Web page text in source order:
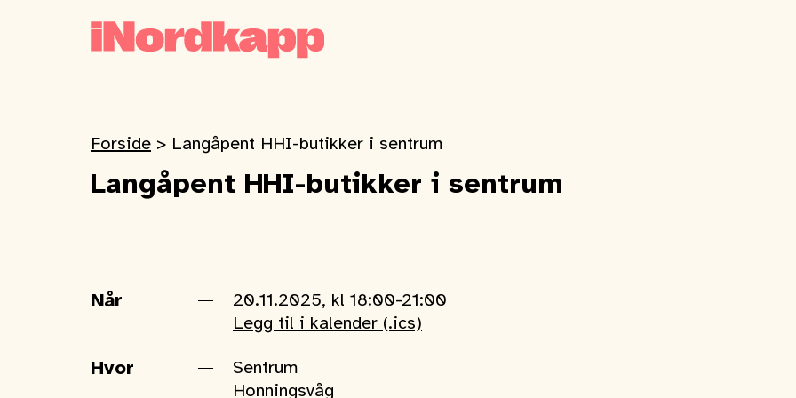
Forside > Langåpent HHI-butikker i sentrum
Langåpent HHI-butikker i sentrum
Når
20.11.2025, kl 18:00-21:00
Legg til i kalender (.ics)
Hvor
Sentrum
Honningsvåg